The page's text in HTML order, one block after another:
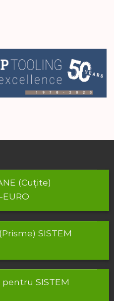
(Cuțite)
SISTEM
pentru SISTEM